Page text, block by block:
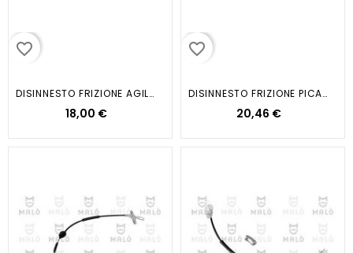
favorite_border
DISINNESTO FRIZIONE AGILA...
18,00 €
favorite_border
DISINNESTO FRIZIONE PICANTO
20,46 €